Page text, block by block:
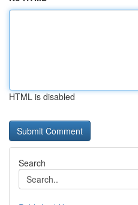
HTML is disabled
Search